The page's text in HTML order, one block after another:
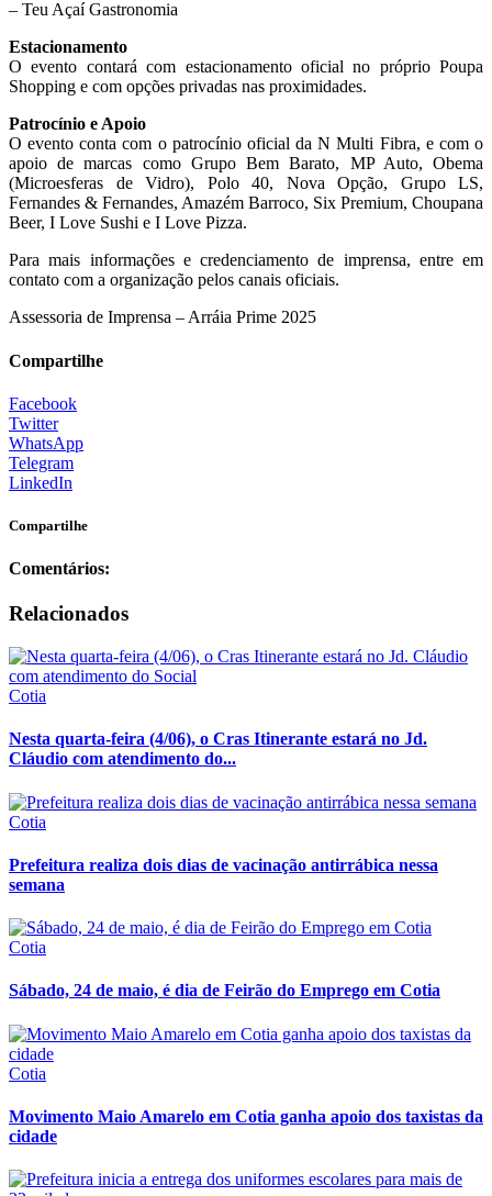
– Teu Açaí Gastronomia
Estacionamento
O evento contará com estacionamento oficial no próprio Poupa
Shopping e com opções privadas nas proximidades.
Patrocínio e Apoio
O evento conta com o patrocínio oficial da N Multi Fibra, e com o
apoio de marcas como Grupo Bem Barato, MP Auto, Obema
(Microesferas de Vidro), Polo 40, Nova Opção, Grupo LS,
Fernandes & Fernandes, Amazém Barroco, Six Premium, Choupana
Beer, I Love Sushi e I Love Pizza.
Para mais informações e credenciamento de imprensa, entre em
contato com a organização pelos canais oficiais.
Assessoria de Imprensa – Arráia Prime 2025
Compartilhe
Facebook
Twitter
WhatsApp
Telegram
LinkedIn
Compartilhe
Comentários:
Relacionados
Cotia
Nesta quarta-feira (4/06), o Cras Itinerante estará no Jd.
Cláudio com atendimento do...
Cotia
Prefeitura realiza dois dias de vacinação antirrábica nessa
semana
Cotia
Sábado, 24 de maio, é dia de Feirão do Emprego em Cotia
Cotia
Movimento Maio Amarelo em Cotia ganha apoio dos taxistas da
cidade